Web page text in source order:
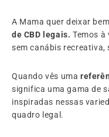
A Mama quer deixar
de CBD legais. Temos à
sem canábis recreativa,
Quando vês uma
significa uma gama de
inspiradas nessas
quadro legal.